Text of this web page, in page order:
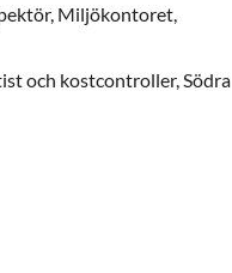
Miljökontoret,
och kostcontroller,Södra